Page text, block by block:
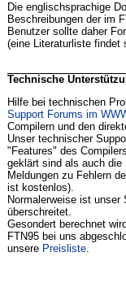
Die englischsprachige
Beschreibungen der im
Benutzer sollte daher
(eine Literaturliste findet
Technische
Hilfe bei technischen
Support Forums im
Compilern und den
Unser technischer
"Features" des
geklärt sind als auch die
Meldungen zu Fehlern
ist kostenlos).
Normalerweise ist
überschreitet.
Gesondert berechnet
FTN95 bei uns
unsere Preisliste